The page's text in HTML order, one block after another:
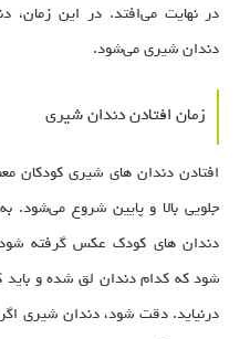
در نهایت می‌افتد. در این زمان،
دندان شیری می‌شود.
زمان افتادن دندان شیری
دندان‌ های کودک عکس گرفته
شود که کدام دندان لق شده و